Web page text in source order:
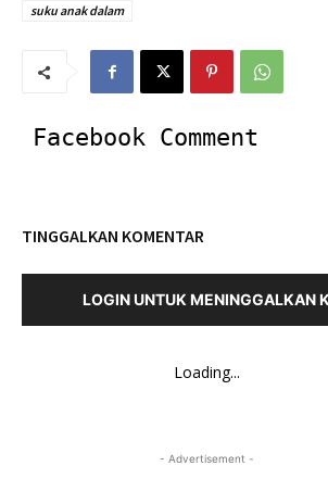
suku anak dalam
Facebook Comment
TINGGALKAN KOMENTAR
LOGIN UNTUK MENINGGALKAN
Loading...
- Advertisement -